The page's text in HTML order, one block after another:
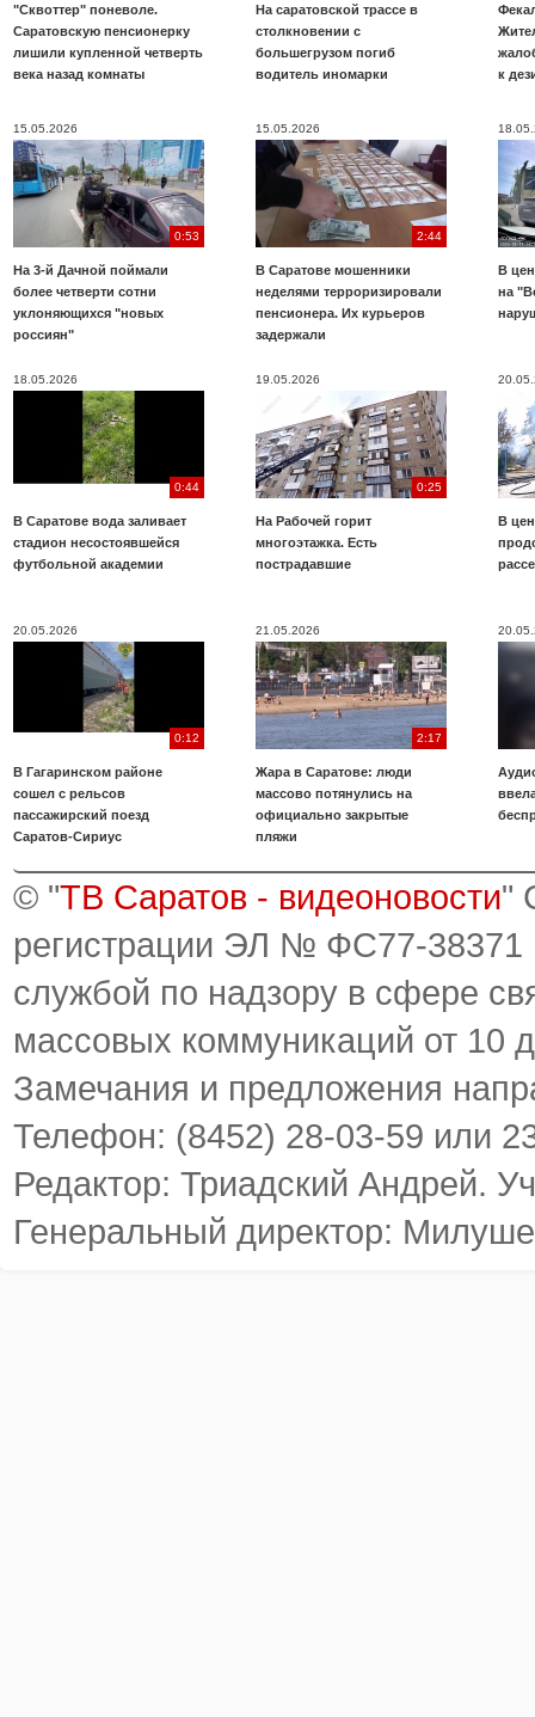
"Сквоттер" поневоле.
Саратовскую пенсионерку
лишили купленной четверть
века назад комнаты
На саратовской трассе в
столкновении с
большегрузом погиб
водитель иномарки
к
15.05.2026
0:53
На 3-й Дачной поймали
более четверти сотни
уклоняющихся "новых
россиян"
15.05.2026
2:44
В Саратове мошенники
неделями терроризировали
пенсионера. Их курьеров
задержали
В
на
18.05.2026
0:44
В Саратове вода заливает
стадион несостоявшейся
футбольной академии
19.05.2026
0:25
На Рабочей горит
многоэтажка. Есть
пострадавшие
В
20.05.2026
0:12
В Гагаринском районе
сошел с рельсов
пассажирский поезд
Саратов-Сириус
21.05.2026
2:17
Жара в Саратове: люди
массово потянулись на
официально закрытые
пляжи
© "ТВ Саратов - видеоновости"
регистрации ЭЛ № ФС77-38371
службой по надзору в сфере
массовых коммуникаций от 10
Замечания и предложения
Телефон: (8452) 28-03-59 или
Редактор: Триадский Андрей.
Генеральный директор: